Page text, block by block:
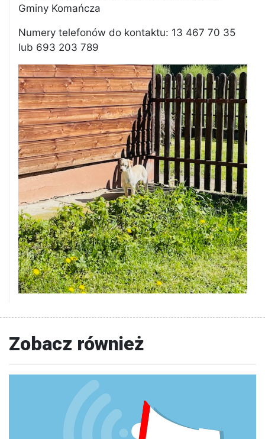
Gminy Komańcza
Numery telefonów do kontaktu: 13 467 70 35
lub 693 203 789
Zobacz również